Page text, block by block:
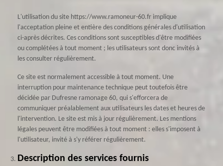
L'utilisation du site https://www.ramoneur-60.fr implique
l'acceptation pleine et entière des conditions générales d'utilisation
ci-après décrites. Ces conditions sont susceptibles d'être modifiées
ou complétées à tout moment ; les utilisateurs sont donc invités à
les consulter régulièrement.
Ce site est normalement accessible à tout moment. Une
interruption pour maintenance technique peut toutefois être
décidée par Dufresne ramonage 60, qui s'efforcera de
communiquer préalablement aux utilisateurs les dates et heures de
l'intervention. Le site est mis à jour régulièrement. Les mentions
légales peuvent être modifiées à tout moment : elles s'imposent à
l'utilisateur, invité à s'y référer régulièrement.
Description des services fournis